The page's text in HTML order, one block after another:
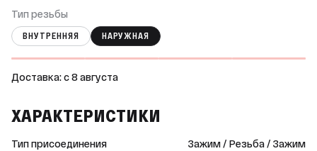
Тип резьбы
ВНУТРЕННЯЯ НАРУЖНАЯ
Доставка: c 8 августа
ХАРАКТЕРИСТИКИ
Тип присоединения Зажим / Резьба / Зажим